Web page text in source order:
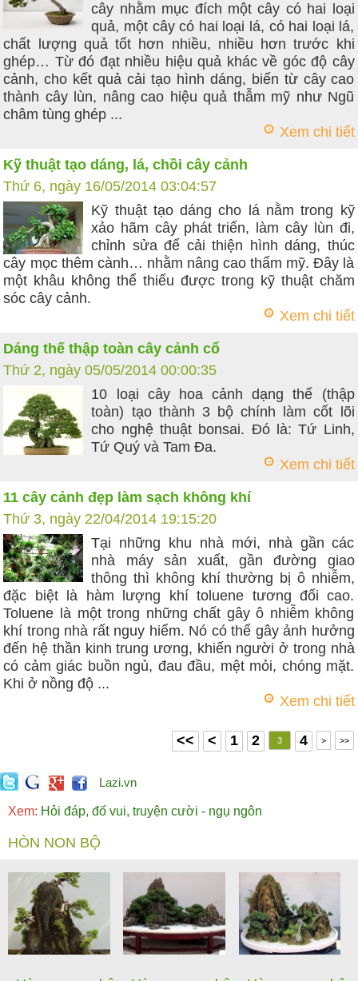
cây nhằm mục đích một cây có hai loại
quả, một cây có hai loại lá, có hai loại lá,
chất lượng quả tốt hơn nhiều, nhiều hơn trước khi
ghép… Từ đó đạt nhiều hiệu quả khác về góc độ cây
cảnh, cho kết quả cải tạo hình dáng, biến từ cây cao
thành cây lùn, nâng cao hiệu quả thẫm mỹ như Ngũ
châm tùng ghép ...
Xem chi tiết
Kỹ thuật tạo dáng, lá, chồi cây cảnh
Thứ 6, ngày 16/05/2014 03:04:57
Kỹ thuật tạo dáng cho lá nằm trong kỹ
xảo hãm cây phát triển, làm cây lùn đi,
chỉnh sửa để cải thiện hình dáng, thúc
cây mọc thêm cành… nhằm nâng cao thẩm mỹ. Đây là
một khâu không thể thiếu được trong kỹ thuật chăm
sóc cây cảnh.
Xem chi tiết
Dáng thế thập toàn cây cảnh cổ
Thứ 2, ngày 05/05/2014 00:00:35
10 loại cây hoa cảnh dạng thế (thập
toàn) tạo thành 3 bộ chính làm cốt lõi
cho nghệ thuật bonsai. Đó là: Tứ Linh,
Tứ Quý và Tam Đa.
Xem chi tiết
11 cây cảnh đẹp làm sạch không khí
Thứ 3, ngày 22/04/2014 19:15:20
Tại những khu nhà mới, nhà gần các
nhà máy sản xuất, gần đường giao
thông thì không khí thường bị ô nhiễm,
đặc biệt là hàm lượng khí toluene tương đối cao.
Toluene là một trong những chất gây ô nhiễm không
khí trong nhà rất nguy hiểm. Nó có thể gây ảnh hưởng
đến hệ thần kinh trung ương, khiến người ở trong nhà
có cảm giác buồn ngủ, đau đầu, mệt mỏi, chóng mặt.
Khi ở nồng độ ...
Xem chi tiết
<< < 1 2 3 4 > >>
Lazi.vn
Xem: Hỏi đáp, đố vui, truyện cười - ngụ ngôn
HÒN NON BỘ